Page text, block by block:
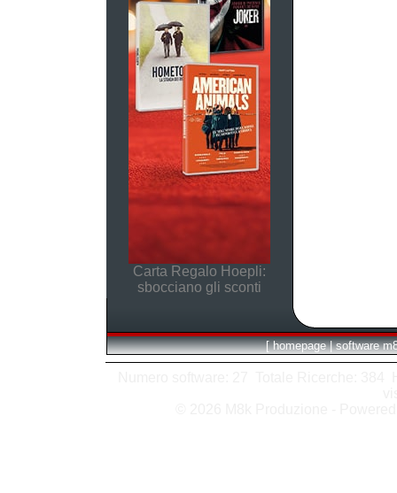
Carta Regalo Hoepli:
sbocciano gli sconti
[ homepage | software